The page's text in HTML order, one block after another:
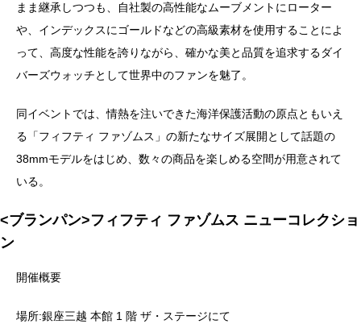
まま継承しつつも、自社製の高性能なムーブメントにローター
や、インデックスにゴールドなどの高級素材を使用することによ
って、高度な性能を誇りながら、確かな美と品質を追求するダイ
バーズウォッチとして世界中のファンを魅了。
同イベントでは、情熱を注いできた海洋保護活動の原点ともいえ
る「フィフティ ファゾムス」の新たなサイズ展開として話題の
38mmモデルをはじめ、数々の商品を楽しめる空間が用意されて
いる。
<ブランパン>フィフティ ファゾムス ニューコレクショ
ン
開催概要
場所:銀座三越 本館 1 階 ザ・ステージにて